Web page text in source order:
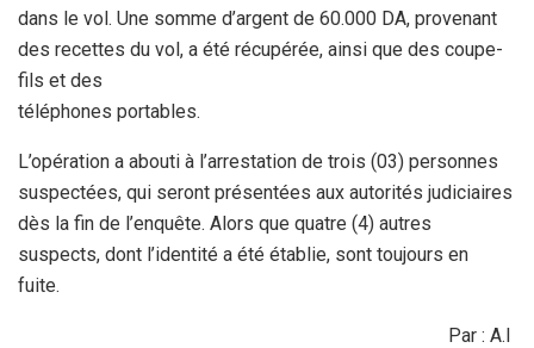
dans le vol. Une somme d’argent de 60.000 DA, provenant
des recettes du vol, a été récupérée, ainsi que des coupe-
fils et des
téléphones portables.
L’opération a abouti à l’arrestation de trois (03) personnes
suspectées, qui seront présentées aux autorités judiciaires
dès la fin de l’enquête. Alors que quatre (4) autres
suspects, dont l’identité a été établie, sont toujours en
fuite.
Par : A.I